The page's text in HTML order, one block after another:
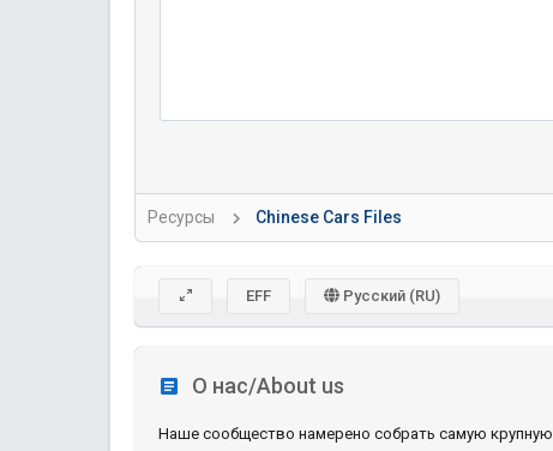
Ресурсы Chinese Cars Files
О нас/About us
Наше сообщество намерено собрать самую крупную
EFF Русский (RU)